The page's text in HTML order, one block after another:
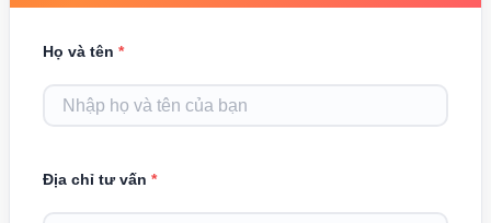
Họ và tên *
Địa chỉ tư vấn *